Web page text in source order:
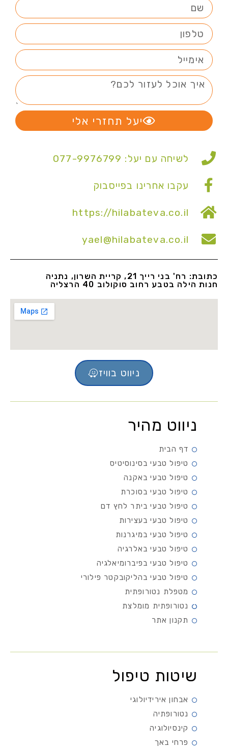
יעל תחזרי אלי
לשיחה עם יעל: 077-9976799
עקבו אחרינו בפייסבוק
https://hilabateva.co.il
yael@hilabateva.co.il
כתובת: רח' בני רייך 21, קריית השרון, נתניה
חנות הילה בטבע רחוב סוקולוב 40 הרצליה
ניווט בוויז
ניווט מהיר
דף הבית
טיפול טבעי בסינוסיטיס
טיפול טבעי באקנה
טיפול טבעי בסוכרת
טיפול טבעי ביתר לחץ דם
טיפול טבעי בעצירות
טיפול טבעי במיגרנות
טיפול טבעי באלרגיה
טיפול טבעי בפיברומיאלגיה
טיפול טבעי בהליקובקטר פילורי
מטפלת נטורופתית
נטורופתית מומלצת
תקנון אתר
שיטות טיפול
אבחון אירידיולוגי
נטורופתיה
קינסיולוגיה
פרחי באך